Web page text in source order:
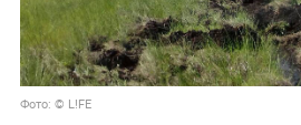
Фото: © L!FE